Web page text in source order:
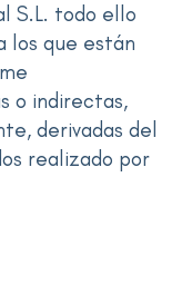
S.L. todo ello
los que están
o indirectas,
derivadas del
realizado por